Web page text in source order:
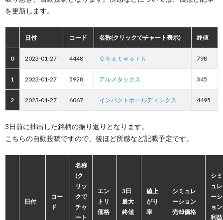
を更新します。
日付 コード 名称(クリックでチャート表示) 終値
0 2023-01-27 4448 Ｃｈａｔｗｏｒｋ 798
1 2023-01-27 5928 アルメタックス 345
2 2023-01-27 6067 インパクトホールディングス 4495
3日前に抽出した銘柄の振り返りとなります。
こちらの自動投稿ですので、後ほど所感など記載予定です。
日付
コー
ド
名称
(ク
リッ
クで
チャ
ート
エン
トリ
価格
3日
最大
終値
値上
がり
率
シミュレ
ーション
売却価格
シミ
ュレ
ーシ
ョン
利益